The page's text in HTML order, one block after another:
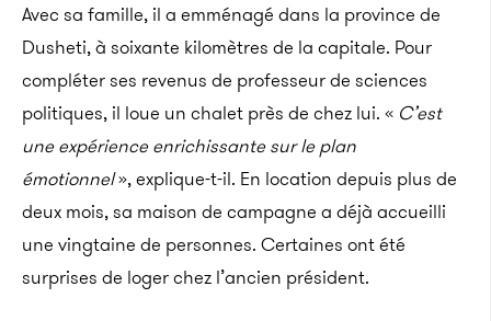
Avec sa famille, il a emménagé dans la province de
Dusheti, à soixante kilomètres de la capitale. Pour
compléter ses revenus de professeur de sciences
politiques, il loue un chalet près de chez lui. « C’est
une expérience enrichissante sur le plan
émotionnel», explique-t-il. En location depuis plus de
deux mois, sa maison de campagne a déjà accueilli
une vingtaine de personnes. Certaines ont été
surprises de loger chez l’ancien président.